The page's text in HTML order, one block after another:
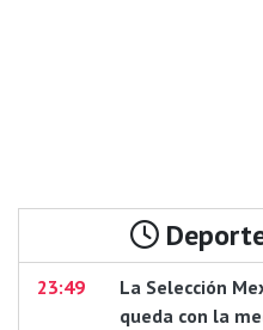
23:49
La Selección
queda con la